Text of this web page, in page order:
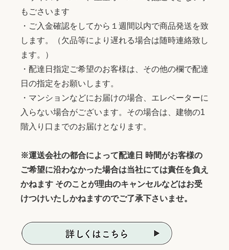
もごさいます
・ご入金確認をしてから１週間以内で商品発送を致
します。（欠品等により遅れる場合は随時連絡致し
ます。）
・配達日指定ご希望のお客様は、その他の欄で配達
日の指定をお願いします。
・マンションなどにお届けの場合、エレベーターに
入らない場合がございます。その場合は、建物の1
階入り口までのお届けとなります。
※運送会社の都合によって配達日 時間がお客様の
ご希望に沿わなかった場合は当社にては責任を負え
かねます そのことが理由のキャンセルなどはお受
けつけいたしかねますのでご了承下さいませ。